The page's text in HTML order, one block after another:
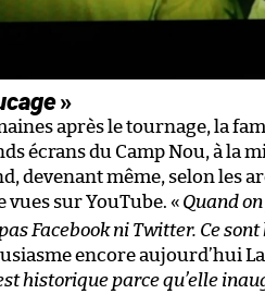
»
après le tournage, la
écrans du Camp Nou, à la
devenant même, selon les
vues sur YouTube. « Quand on
Facebook ni Twitter. Ce
encore aujourd’hui
historique parce qu’elle